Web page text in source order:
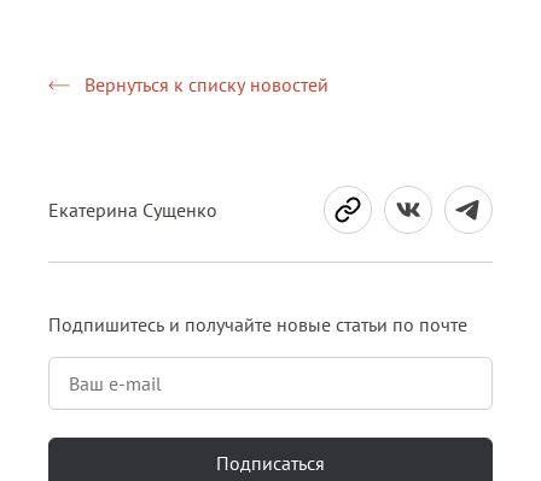
Вернуться к списку новостей
Екатерина Сущенко
Подпишитесь и получайте новые статьи по почте
Подписаться